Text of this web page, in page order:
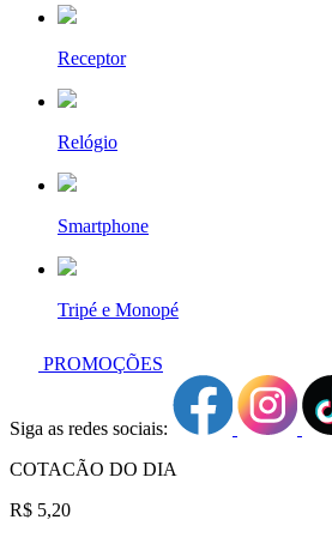
Receptor
Relógio
Smartphone
Tripé e Monopé
PROMOÇÕES
Siga as redes sociais:
COTACÃO DO DIA
R$ 5,20